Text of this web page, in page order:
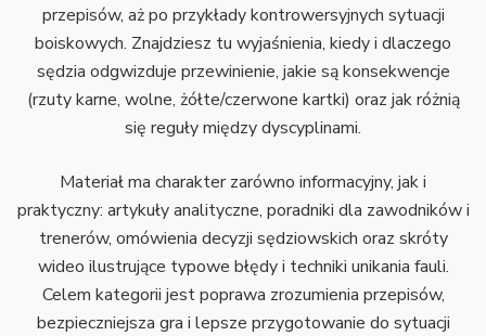
przepisów, aż po przykłady kontrowersyjnych sytuacji
boiskowych. Znajdziesz tu wyjaśnienia, kiedy i dlaczego
sędzia odgwizduje przewinienie, jakie są konsekwencje
(rzuty karne, wolne, żółte/czerwone kartki) oraz jak różnią
się reguły między dyscyplinami.
Materiał ma charakter zarówno informacyjny, jak i
praktyczny: artykuły analityczne, poradniki dla zawodników i
trenerów, omówienia decyzji sędziowskich oraz skróty
wideo ilustrujące typowe błędy i techniki unikania fauli.
Celem kategorii jest poprawa zrozumienia przepisów,
bezpieczniejsza gra i lepsze przygotowanie do sytuacji